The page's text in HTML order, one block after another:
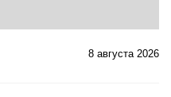
8 августа 2026